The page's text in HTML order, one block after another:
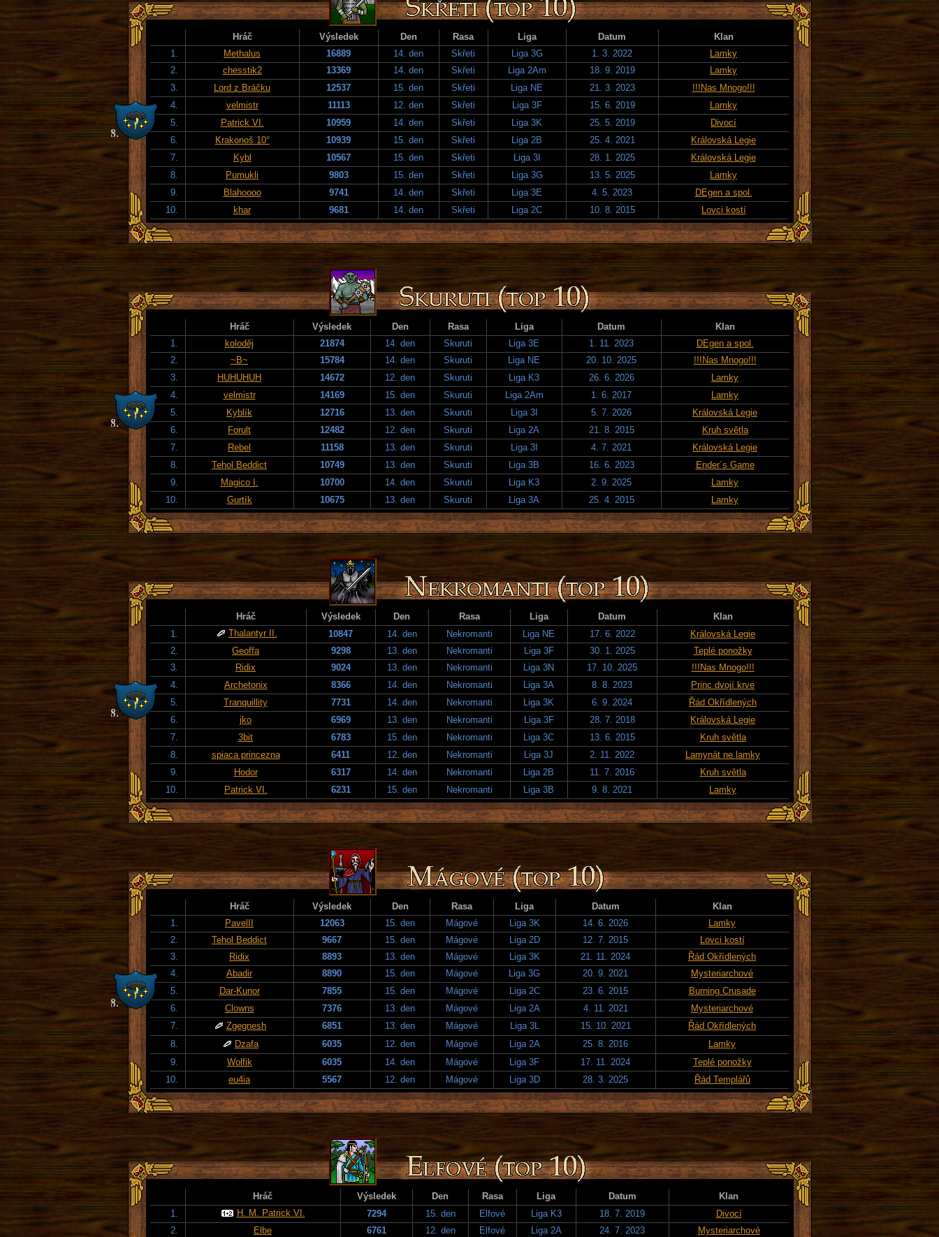
Hráč Výsledek Den Rasa Liga Datum
Klan
1.
Methalus 16889 14. den Skřeti Liga 3G 1. 3. 2022
Lamky
2.
chesstik2 13369 14. den Skřeti Liga 2Am 18. 9. 2019
Lamky
3.
Lord z Bráčku 12537 15. den Skřeti Liga NE 21. 3. 2023
!!!Nas Mnogo!!!
4.
velmistr 11113 12. den Skřeti Liga 3F 15. 6. 2019
Lamky
5.
Patrick VI. 10959 14. den Skřeti Liga 3K 25. 5. 2019
Divocí
6.
Krakonoš 10° 10939 15. den Skřeti Liga 2B 25. 4. 2021
Královská Legie
7.
Kybl 10567 15. den Skřeti Liga 3I 28. 1. 2025
Královská Legie
8.
Pumukli 9803 15. den Skřeti Liga 3G 13. 5. 2025
Lamky
9.
Blahoooo 9741 14. den Skřeti Liga 3E 4. 5. 2023
DEgen a spol.
10.
khar 9681 14. den Skřeti Liga 2C 10. 8. 2015 Lovci kostí
Hráč Výsledek Den Rasa Liga Datum
Klan
1.
koloděj 21874 14. den Skuruti Liga 3E 1. 11. 2023
DEgen a spol.
2.
~B~ 15784 14. den Skuruti Liga NE 20. 10. 2025
!!!Nas Mnogo!!!
3.
HUHUHUH 14672 12. den Skuruti Liga K3 26. 6. 2026
Lamky
4.
velmistr 14169 15. den Skuruti Liga 2Am 1. 6. 2017
Lamky
5.
Kyblík 12716 13. den Skuruti Liga 3I 5. 7. 2026
Královská Legie
6.
Forult 12482 12. den Skuruti Liga 2A 21. 8. 2015
Kruh světla
7.
Rebel 11158 13. den Skuruti Liga 3I 4. 7. 2021
Královská Legie
8.
Tehol Beddict 10749 13. den Skuruti Liga 3B 16. 6. 2023
Ender´s Game
9.
Magico I. 10700 14. den Skuruti Liga K3 2. 9. 2025
Lamky
10.
Gurtík 10675 13. den Skuruti Liga 3A 25. 4. 2015 Lamky
Hráč Výsledek Den Rasa Liga Datum
Klan
1.
Thalantyr II. 10847 14. den Nekromanti Liga NE 17. 6. 2022
Královská Legie
2.
Geoffa 9298 13. den Nekromanti Liga 3F 30. 1. 2025
Teplé ponožky
3.
Ridix 9024 13. den Nekromanti Liga 3N 17. 10. 2025
!!!Nas Mnogo!!!
4.
Archetonix 8366 14. den Nekromanti Liga 3A 8. 8. 2023
Princ dvojí krve
5.
Tranquillity 7731 14. den Nekromanti Liga 3K 6. 9. 2024
Řád Okřídlených
6.
jko 6969 13. den Nekromanti Liga 3F 28. 7. 2018
Královská Legie
7.
3bit 6783 15. den Nekromanti Liga 3C 13. 6. 2015
Kruh světla
8.
spiaca princezna 6411 12. den Nekromanti Liga 3J 2. 11. 2022
Lamynát ne lamky
9.
Hodor 6317 14. den Nekromanti Liga 2B 11. 7. 2016
Kruh světla
10.
Patrick VI. 6231 15. den Nekromanti Liga 3B 9. 8. 2021 Lamky
Hráč Výsledek Den Rasa Liga Datum
Klan
1.
PavelII 12063 15. den Mágové Liga 3K 14. 6. 2026
Lamky
2.
Tehol Beddict 9667 15. den Mágové Liga 2D 12. 7. 2015
Lovci kostí
3.
Ridix 8893 13. den Mágové Liga 3K 21. 11. 2024
Řád Okřídlených
4.
Abadir 8890 15. den Mágové Liga 3G 20. 9. 2021
Mysteriarchové
5.
Dar-Kunor 7855 15. den Mágové Liga 2C 23. 6. 2015
Burning Crusade
6.
Clowns 7376 13. den Mágové Liga 2A 4. 11. 2021
Mysteriarchové
7.
Zgegnesh 6851 13. den Mágové Liga 3L 15. 10. 2021
Řád Okřídlených
8.
Dzafa 6035 12. den Mágové Liga 2A 25. 8. 2016
Lamky
9.
Wolfik 6035 14. den Mágové Liga 3F 17. 11. 2024
Teplé ponožky
10.
eu4ia 5567 12. den Mágové Liga 3D 28. 3. 2025 Řád Templářů
Hráč Výsledek Den Rasa Liga Datum
Klan
1.
H. M. Patrick VI. 7294 15. den Elfové Liga K3 18. 7. 2019
Divocí
2.
Elbe 6761 12. den Elfové Liga 2A 24. 7. 2023 Mysteriarchové